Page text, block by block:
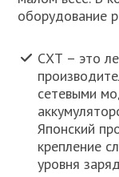
оборудование
СХТ – это
сетевыми
Японский
крепление
уровня